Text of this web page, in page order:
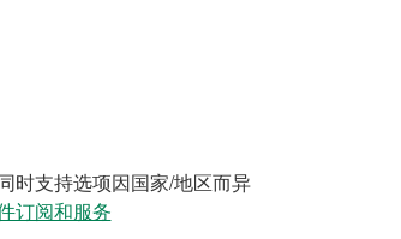
时支持选项因国家/地区而异
订阅和服务